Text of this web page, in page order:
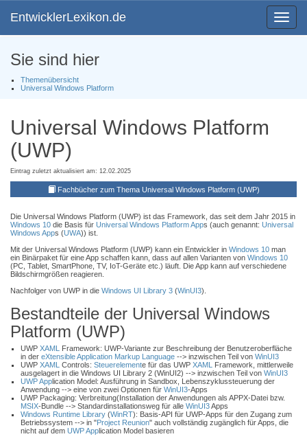
Toggle
EntwicklerLexikon.de
Sie sind hier
Themenübersicht
Universal Windows Platform
Universal Windows Platform
(UWP)
Eintrag zuletzt aktualisiert am: 12.02.2025
Fachbücher zum Thema Universal Windows Platform (UWP)
Die Universal Windows Platform (UWP) ist das Framework, das seit dem Jahr 2015 in
Windows 10 die Basis für Universal Windows Platform Apps (auch genannt: Universal
Windows Apps (UWA)) ist.
Mit der Universal Windows Platform (UWP) kann ein Entwickler in Windows 10 man
ein Binärpaket für eine App schaffen kann, dass auf allen Varianten von Windows 10
(PC, Tablet, SmartPhone, TV, IoT-Geräte etc.) läuft. Die App kann auf verschiedene
Bildschirmgrößen reagieren.
Nachfolger von UWP in die Windows UI Library 3 (WinUI3).
Bestandteile der Universal Windows
Platform (UWP)
UWP XAML
Framework: UWP-Variante zur Beschreibung der Benutzeroberfläche
in der eXtensible Application Markup Language --> inzwischen Teil von WinUI3
UWP XAML Controls: Steuerelemente für das UWP XAML
Framework, mittlerweile
ausgelagert in die Windows UI Library 2 (WinUI2) --> inzwischen Teil von WinUI3
UWP Application Model: Ausführung in Sandbox, Lebenszyklussteuerung der
Anwendung --> eine von zwei Optionen für WinUI3-Apps
UWP Packaging: Verbreitung(Installation der Anwendungen als APPX-Datei bzw.
MSIX-Bundle --> Standardinstallationsweg für alle WinUI3Apps
Windows Runtime Library (WinRT): Basis-API für UWP-Apps für den Zugang zum
Betriebssystem --> in "Project Reunion" auch vollständig zugänglich für Apps, die
nicht auf dem UWP Application Model basieren